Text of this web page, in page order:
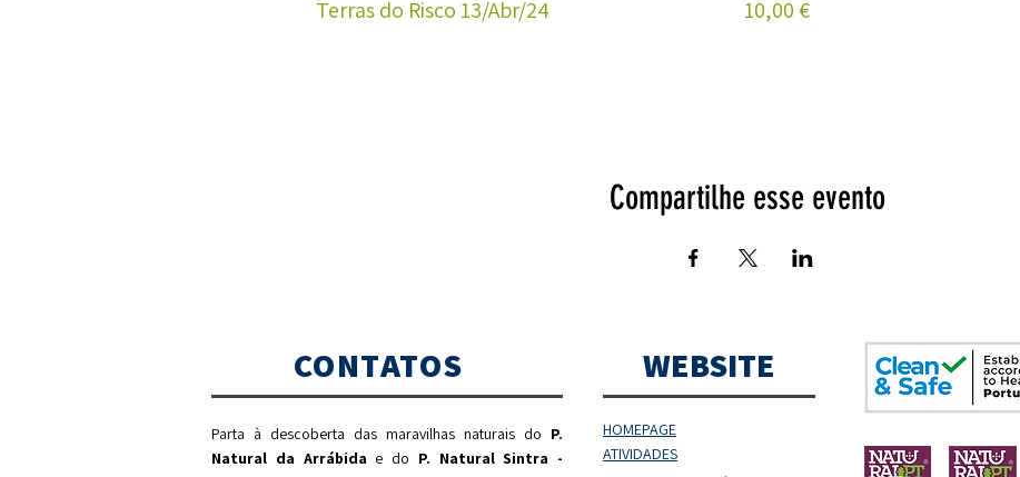
Terras do Risco 13/Abr/24 10,00 €
Compartilhe esse evento
CONTATOS
Parta à descoberta das maravilhas naturais do P.
Natural da Arrábida e do P. Natural Sintra -
WEBSITE
HOMEPAGE
ATIVIDADES